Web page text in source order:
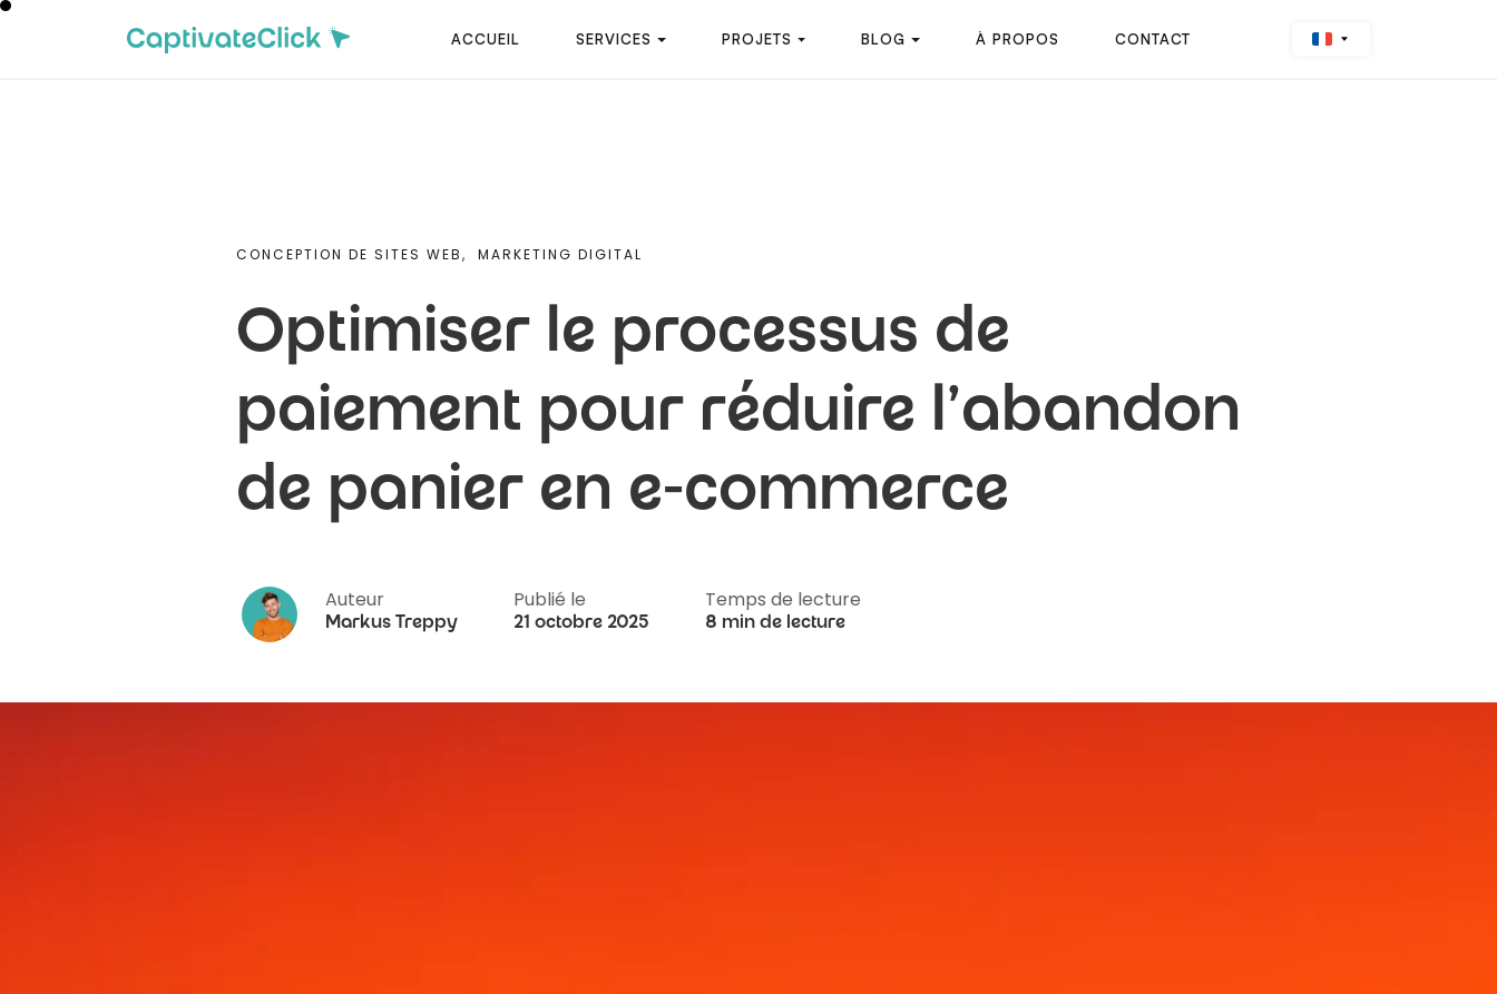
ACCUEIL SERVICES PROJETS BLOG À PROPOS CONTACT
CONCEPTION DE SITES WEB, MARKETING DIGITAL
Optimiser le processus de
paiement pour réduire l'abandon
de panier en e-commerce
Auteur
Markus Treppy
Publié le
21 octobre 2025
Temps de lecture
8 min de lecture